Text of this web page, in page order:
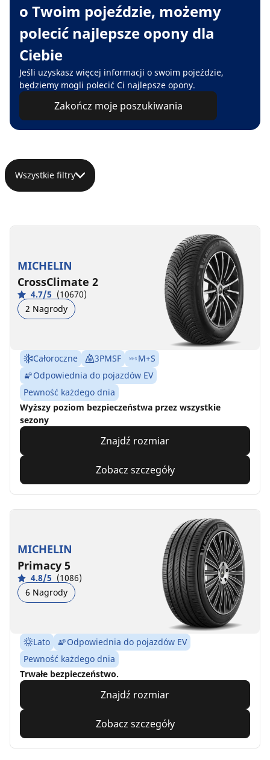
o Twoim pojeździe, możemy
polecić najlepsze opony dla
Ciebie
Jeśli uzyskasz więcej informacji o swoim pojeździe,
będziemy mogli polecić Ci najlepsze opony.
Zakończ moje poszukiwania
Wszystkie filtry
MICHELIN
CrossClimate 2
4.7/5 (10670)
2 Nagrody
Całoroczne 3PMSF
M+S
Odpowiednia do pojazdów EV
Pewność każdego dnia
Wyższy poziom bezpieczeństwa przez wszystkie
sezony
Znajdź rozmiar
Zobacz szczegóły
MICHELIN
Primacy 5
4.8/5 (1086)
6 Nagrody
Lato
Odpowiednia do pojazdów EV
Pewność każdego dnia
Trwałe bezpieczeństwo.
Znajdź rozmiar
Zobacz szczegóły